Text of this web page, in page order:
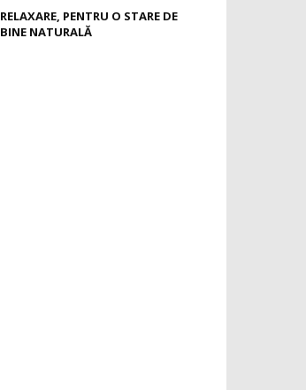
RELAXARE, PENTRU O STARE DE
BINE NATURALĂ